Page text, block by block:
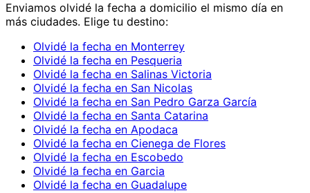
Enviamos olvidé la fecha a domicilio el mismo día en
más ciudades. Elige tu destino:
Olvidé la fecha en Monterrey
Olvidé la fecha en Pesqueria
Olvidé la fecha en Salinas Victoria
Olvidé la fecha en San Nicolas
Olvidé la fecha en San Pedro Garza García
Olvidé la fecha en Santa Catarina
Olvidé la fecha en Apodaca
Olvidé la fecha en Cienega de Flores
Olvidé la fecha en Escobedo
Olvidé la fecha en Garcia
Olvidé la fecha en Guadalupe